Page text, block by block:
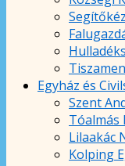
Egyház és
Szent
Tóalmás
Lilaakác
Kolping